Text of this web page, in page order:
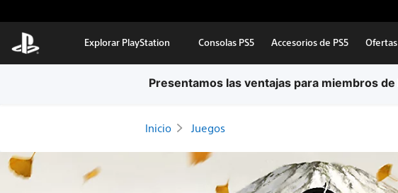
Explorar PlayStation Consolas PS5 Accesorios de PS5 Ofertas
Inicio Juegos